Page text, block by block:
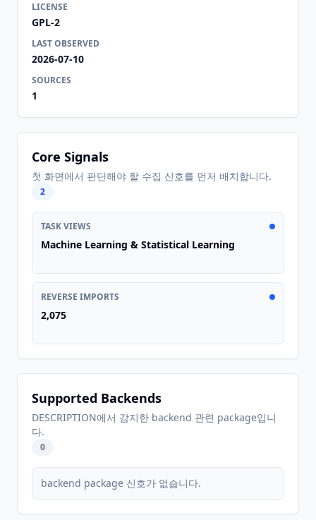
LICENSE
GPL-2
LAST OBSERVED
2026-07-10
SOURCES
1
Core Signals
첫 화면에서 판단해야 할 수집 신호를 먼저 배치합니다.
2
TASK VIEWS
Machine Learning & Statistical Learning
REVERSE IMPORTS
2,075
Supported Backends
DESCRIPTION에서 감지한 backend 관련 package입니
다.
0
backend package 신호가 없습니다.